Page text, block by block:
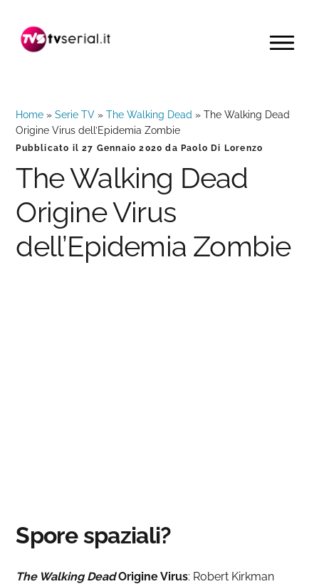
navigazione
contenuto
barra
MENU
Home »Serie TV »The Walking Dead »The Walking Dead
Origine Virus dell’Epidemia Zombie
Pubblicato il27 Gennaio 2020 da Paolo Di Lorenzo
The Walking Dead
Origine Virus
dell’Epidemia Zombie
Spore spaziali?
The Walking DeadOrigine Virus: Robert Kirkman